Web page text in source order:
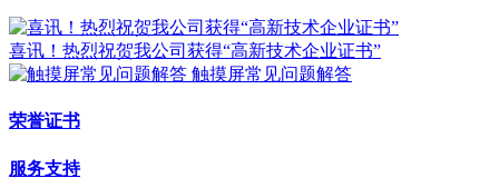
喜讯！热烈祝贺我公司获得“高新技术企业证书”
触摸屏常见问题解答
荣誉证书
服务支持